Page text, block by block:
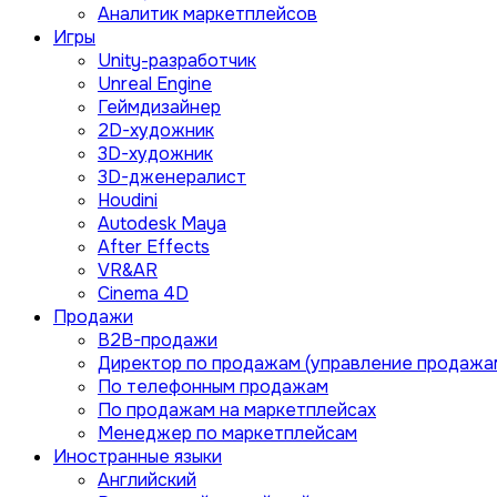
Аналитик маркетплейсов
Игры
Unity-разработчик
Unreal Engine
Геймдизайнер
2D-художник
3D-художник
3D-дженералист
Houdini
Autodesk Maya
After Effects
VR&AR
Cinema 4D
Продажи
B2B-продажи
Директор по продажам (управление
По телефонным продажам
По продажам на маркетплейсах
Менеджер по маркетплейсам
Иностранные языки
Английский